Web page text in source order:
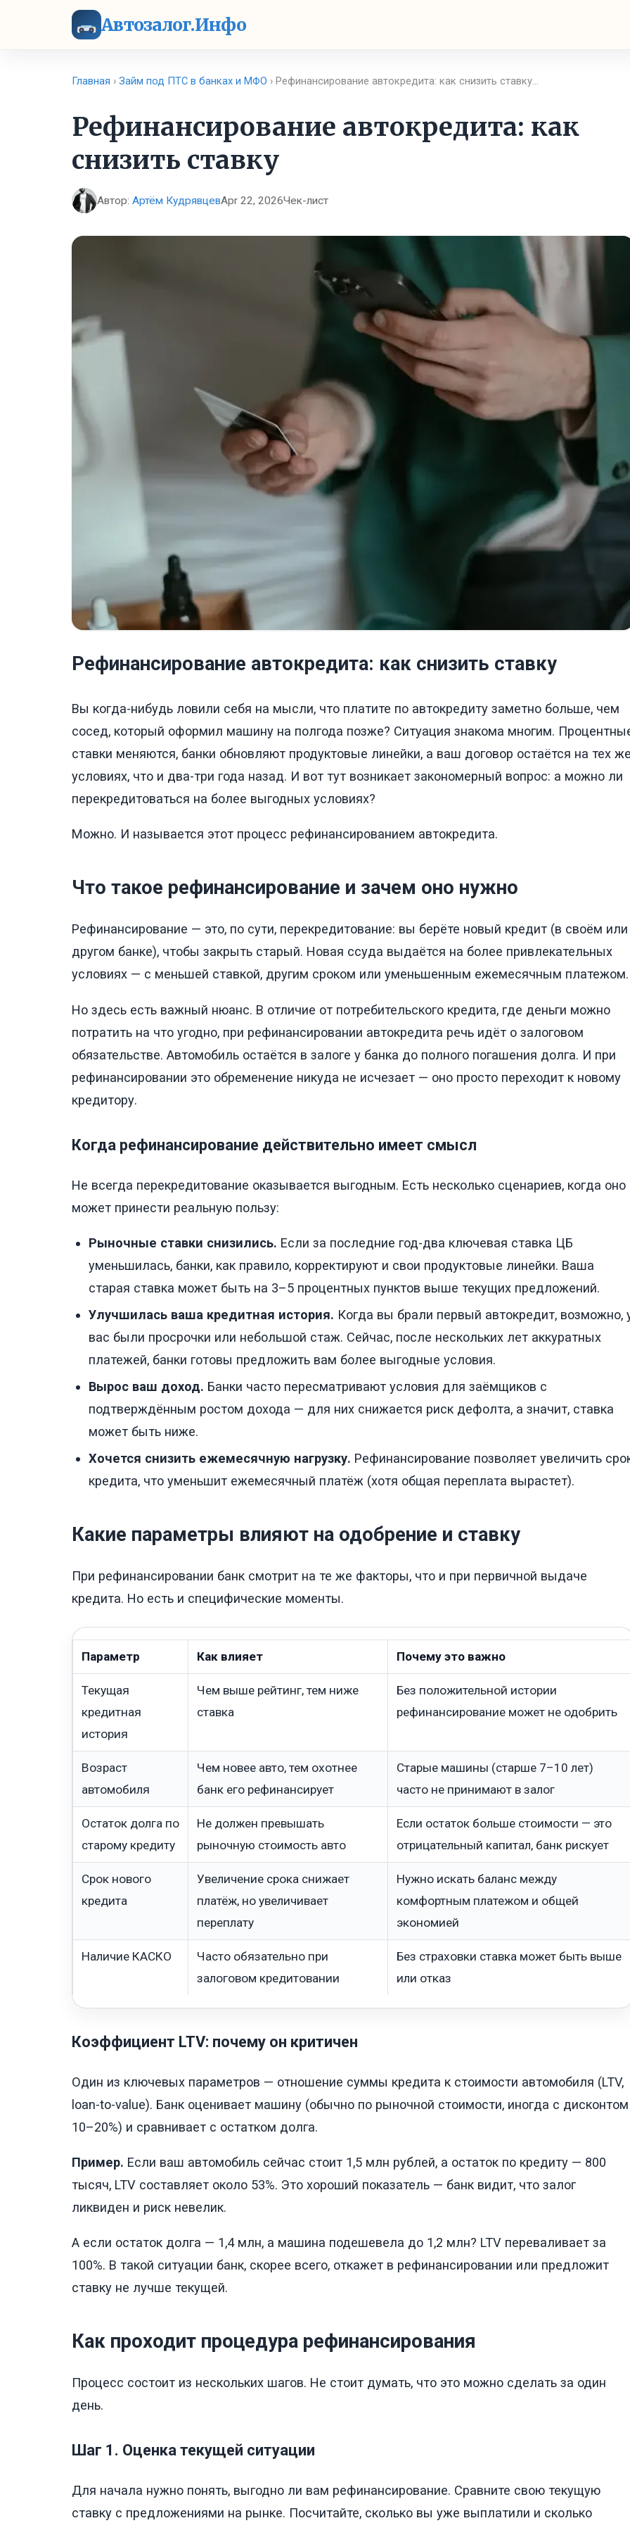
Автозалог.Инфо
Главная › Займ под ПТС в банках и МФО › Рефинансирование автокредита: как снизить ставку…
Рефинансирование автокредита: как
снизить ставку
Автор: Артём КудрявцевApr 22, 2026Чек-лист
Рефинансирование автокредита: как снизить ставку
Вы когда-нибудь ловили себя на мысли, что платите по автокредиту заметно больше, чем
сосед, который оформил машину на полгода позже? Ситуация знакома многим.
ставки меняются, банки обновляют продуктовые линейки, а ваш договор остаётся на тех
условиях, что и два-три года назад. И вот тут возникает закономерный вопрос: а можно ли
перекредитоваться на более выгодных условиях?
Можно. И называется этот процесс рефинансированием автокредита.
Что такое рефинансирование и зачем оно нужно
Рефинансирование — это, по сути, перекредитование: вы берёте новый кредит (в своём или
другом банке), чтобы закрыть старый. Новая ссуда выдаётся на более привлекательных
условиях — с меньшей ставкой, другим сроком или уменьшенным ежемесячным платежом.
Но здесь есть важный нюанс. В отличие от потребительского кредита, где деньги можно
потратить на что угодно, при рефинансировании автокредита речь идёт о залоговом
обязательстве. Автомобиль остаётся в залоге у банка до полного погашения долга. И при
рефинансировании это обременение никуда не исчезает — оно просто переходит к новому
кредитору.
Когда рефинансирование действительно имеет смысл
Не всегда перекредитование оказывается выгодным. Есть несколько сценариев, когда оно
может принести реальную пользу:
Рыночные ставки снизились. Если за последние год-два ключевая ставка ЦБ
уменьшилась, банки, как правило, корректируют и свои продуктовые линейки. Ваша
старая ставка может быть на 3–5 процентных пунктов выше текущих предложений.
Улучшилась ваша кредитная история. Когда вы брали первый автокредит, возможно,
вас были просрочки или небольшой стаж. Сейчас, после нескольких лет аккуратных
платежей, банки готовы предложить вам более выгодные условия.
Вырос ваш доход. Банки часто пересматривают условия для заёмщиков с
подтверждённым ростом дохода — для них снижается риск дефолта, а значит, ставка
может быть ниже.
Хочется снизить ежемесячную нагрузку. Рефинансирование позволяет увеличить
кредита, что уменьшит ежемесячный платёж (хотя общая переплата вырастет).
Какие параметры влияют на одобрение и ставку
При рефинансировании банк смотрит на те же факторы, что и при первичной выдаче
кредита. Но есть и специфические моменты.
Параметр Как влияет Почему это важно
Текущая
кредитная
история
Чем выше рейтинг, тем ниже
ставка
Без положительной истории
рефинансирование может не одобрить
Возраст
автомобиля
Чем новее авто, тем охотнее
банк его рефинансирует
Старые машины (старше 7–10 лет)
часто не принимают в залог
Остаток долга по
старому кредиту
Не должен превышать
рыночную стоимость авто
Если остаток больше стоимости — это
отрицательный капитал, банк рискует
Срок нового
кредита
Увеличение срока снижает
платёж, но увеличивает
переплату
Нужно искать баланс между
комфортным платежом и общей
экономией
Наличие КАСКО
Часто обязательно при
залоговом кредитовании
Без страховки ставка может быть выше
или отказ
Коэффициент LTV: почему он критичен
Один из ключевых параметров — отношение суммы кредита к стоимости автомобиля (LTV,
loan-to-value). Банк оценивает машину (обычно по рыночной стоимости, иногда с дисконтом
10–20%) и сравнивает с остатком долга.
Пример. Если ваш автомобиль сейчас стоит 1,5 млн рублей, а остаток по кредиту — 800
тысяч, LTV составляет около 53%. Это хороший показатель — банк видит, что залог
ликвиден и риск невелик.
А если остаток долга — 1,4 млн, а машина подешевела до 1,2 млн? LTV переваливает за
100%. В такой ситуации банк, скорее всего, откажет в рефинансировании или предложит
ставку не лучше текущей.
Как проходит процедура рефинансирования
Процесс состоит из нескольких шагов. Не стоит думать, что это можно сделать за один
день.
Шаг 1. Оценка текущей ситуации
Для начала нужно понять, выгодно ли вам рефинансирование. Сравните свою текущую
ставку с предложениями на рынке. Посчитайте, сколько вы уже выплатили и сколько